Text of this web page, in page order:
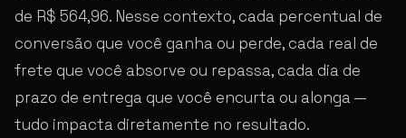
de R$ 564,96. Nesse contexto, cada percentual de
conversão que você ganha ou perde, cada real de
frete que você absorve ou repassa, cada dia de
prazo de entrega que você encurta ou alonga —
tudo impacta diretamente no resultado.